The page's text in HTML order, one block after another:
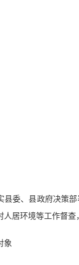
县委、县政府决策
人居环境等工作督
象